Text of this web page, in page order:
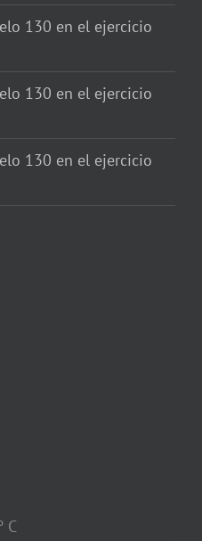
130 en el ejercicio
130 en el ejercicio
130 en el ejercicio
C